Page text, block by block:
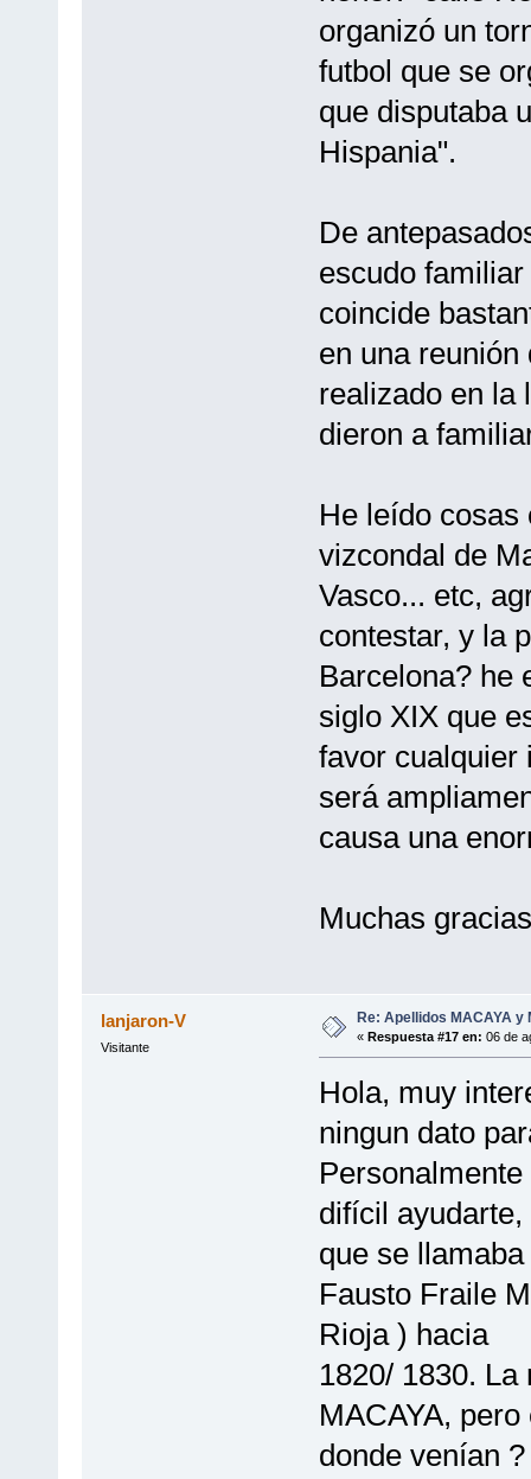
organizó un
futbol que se
que disputaba
Hispania".
De
escudo
coincide
en una
realizado en la
dieron a
He leído cosas
vizcondal de
Vasco... etc,
contestar, y la
Barcelona? he
siglo XIX que
favor cualquier
será
causa una
Muchas
lanjaron-V
Visitante
Re: Apellidos MACAYA y
« Respuesta #17 en: 06 de
Hola, muy
ningun dato
difícil
que se
Fausto Fraile
Rioja ) hacia
1820/ 1830.
MACAYA,
donde venían